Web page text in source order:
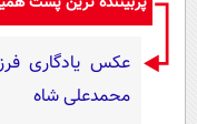
عکس یادگاری
محمدعلی شاه